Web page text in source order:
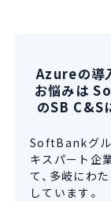
Azureの導
お悩みは
のSB C&S
SoftBankグル
キスパート企
て、多岐にわ
しています。